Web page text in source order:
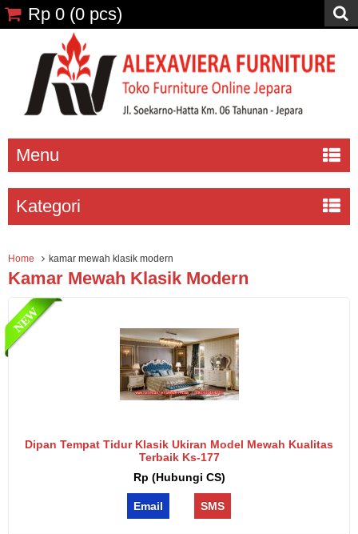
Rp 0 (0 pcs)
Menu
Kategori
Home kamar mewah klasik modern
Kamar Mewah Klasik Modern
Dipan Tempat Tidur Klasik Ukiran Model Mewah Kualitas
Terbaik Ks-177
Rp (Hubungi CS)
Email SMS